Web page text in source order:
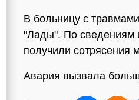
В больницу с
"Лады". По сведениям
получили сотрясения
Авария вызвала